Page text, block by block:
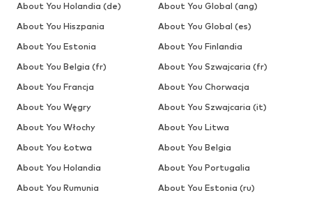
About You Holandia (de)
About You Global (ang)
About You Hiszpania
About You Global (es)
About You Estonia
About You Finlandia
About You Belgia (fr)
About You Szwajcaria (fr)
About You Francja
About You Chorwacja
About You Węgry
About You Szwajcaria (it)
About You Włochy
About You Litwa
About You Łotwa
About You Belgia
About You Holandia
About You Portugalia
About You Rumunia
About You Estonia (ru)